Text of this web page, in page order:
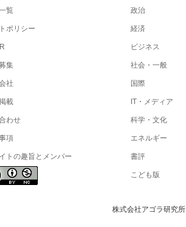
覧
ポリシー
集
社
載
わせ
項
トの趣旨とメンバー
政治
経済
ビジネス
社会・一般
国際
IT・メディア
科学・文化
エネルギー
書評
こども版
株式会社アゴラ研究所